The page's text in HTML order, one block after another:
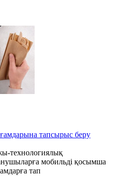
тапсырыс беру
технологиялық
мобильді қосымша
тап